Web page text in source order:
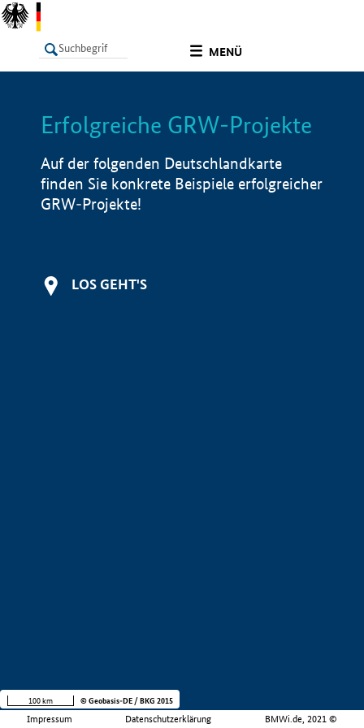
MENÜ
LISTE Info
Erfolgreiche GRW-Projekte
Auf der folgenden Deutschlandkarte
finden Sie konkrete Beispiele erfolgreicher
GRW-Projekte!
LOS GEHT'S
Impressum Datenschutzerklärung BMWi.de, 2021 ©
100 km © Geobasis-DE / BKG 2015